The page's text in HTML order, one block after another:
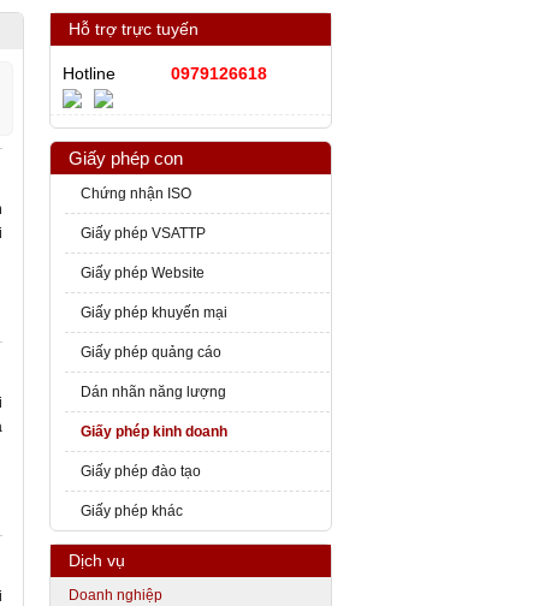
Hỗ trợ trực tuyến
Hotline 0979126618
Giấy phép con
Chứng nhận ISO
Giấy phép VSATTP
Giấy phép Website
Giấy phép khuyến mại
Giấy phép quảng cáo
Dán nhãn năng lượng
Giấy phép kinh doanh
Giấy phép đào tạo
Giấy phép khác
Dịch vụ
Doanh nghiệp